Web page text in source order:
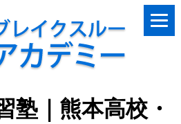
塾｜熊本高校・